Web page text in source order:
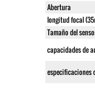
Abertura
longitud focal
Tamaño del
capacidades de
especificaciones